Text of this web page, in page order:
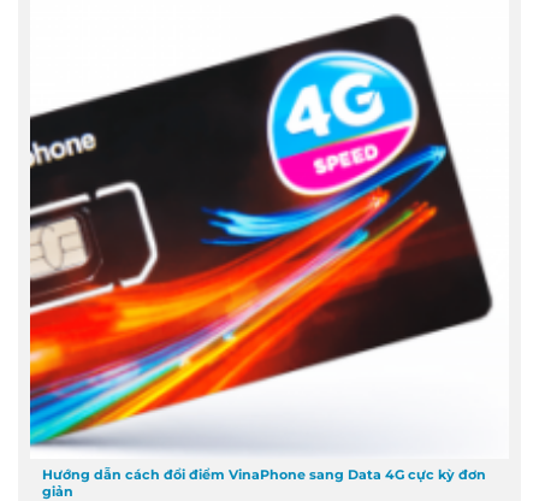
Hướng dẫn cách đổi điểm VinaPhone sang Data 4G cực kỳ đơn
giản